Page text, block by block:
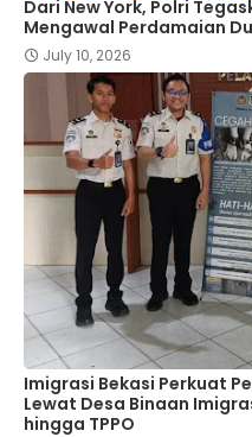
Dari New York, Polri
Mengawal Perdamaian
July 10, 2026
Imigrasi Bekasi Perkuat
Lewat Desa Binaan
hingga TPPO